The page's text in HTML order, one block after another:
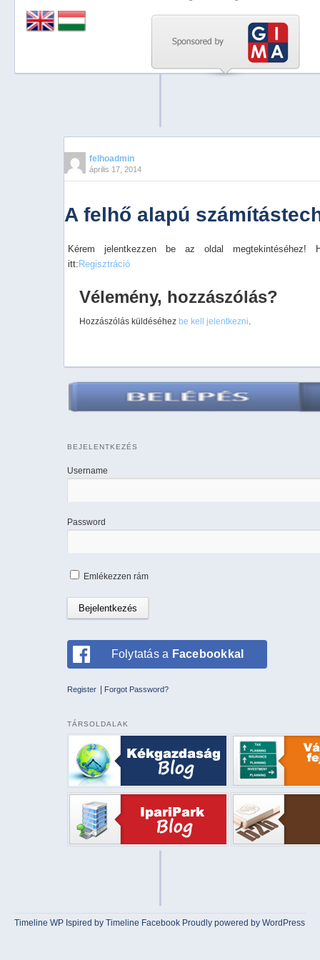
felhoadmin
április 17, 2014
A felhő alapú
Kérem jelentkezzen be az oldal megtekintéséhez!
itt: Regisztráció
Vélemény, hozzászólás?
Hozzászólás küldéséhez be kell jelentkezni.
BEJELENTKEZÉS
Username
Password
Emlékezzen rám
Folytatás a Facebookkal
Register Forgot Password?
TÁRSOLDALAK
Timeline WP Ispired byTimeline Facebook Proudly powered by WordPress